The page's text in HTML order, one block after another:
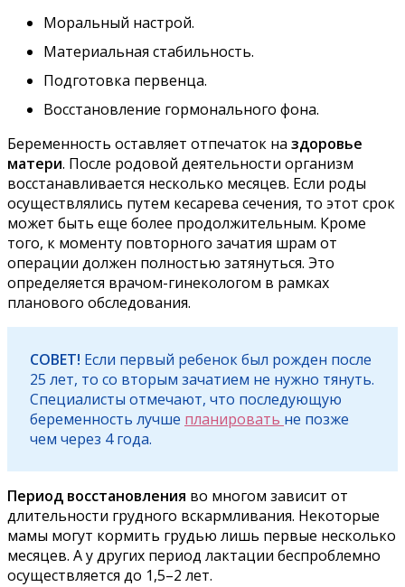
Моральный настрой.
Материальная стабильность.
Подготовка первенца.
Восстановление гормонального фона.
Беременность оставляет отпечаток на здоровье
матери. После родовой деятельности организм
восстанавливается несколько месяцев. Если роды
осуществлялись путем кесарева сечения, то этот срок
может быть еще более продолжительным. Кроме
того, к моменту повторного зачатия шрам от
операции должен полностью затянуться. Это
определяется врачом-гинекологом в рамках
планового обследования.
СОВЕТ! Если первый ребенок был рожден после
25 лет, то со вторым зачатием не нужно тянуть.
Специалисты отмечают, что последующую
беременность лучше планировать не позже
чем через 4 года.
Период восстановления во многом зависит от
длительности грудного вскармливания. Некоторые
мамы могут кормить грудью лишь первые несколько
месяцев. А у других период лактации беспроблемно
осуществляется до 1,5–2 лет.